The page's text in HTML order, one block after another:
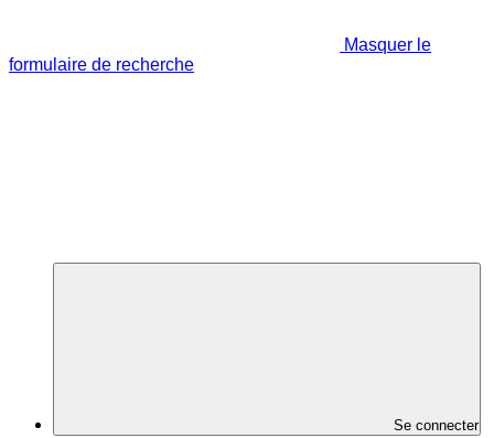
Masquer le
formulaire de recherche
Se connecter